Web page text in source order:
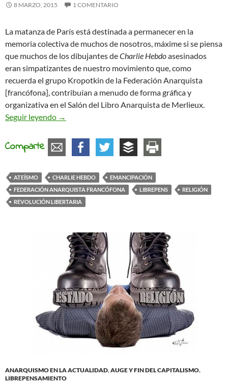
8 MARZO, 2015 1 COMENTARIO
La matanza de París está destinada a permanecer en la
memoria colectiva de muchos de nosotros, máxime si se piensa
que muchos de los dibujantes deCharlie Hebdoasesinados
eran simpatizantes de nuestro movimiento que, como
recuerda el grupo Kropotkin de la Federación Anarquista
[francófona], contribuían a menudo de forma gráfica y
organizativa en el Salón del Libro Anarquista de Merlieux.
Seguir leyendo La religión mata
→
Comparte
ATEÍSMO CHARLIE HEBDO
EMANCIPACIÓN
FEDERACIÓN ANARQUISTA FRANCÓFONA
LIBREPENS
RELIGIÓN
REVOLUCIÓN LIBERTARIA
ANARQUISMO EN LA ACTUALIDAD,AUGE Y FIN DEL CAPITALISMO,
LIBREPENSAMIENTO